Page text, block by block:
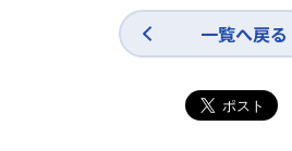
一覧へ戻る